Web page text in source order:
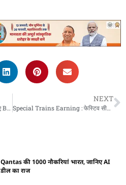
Air India ने भी शुरू की 96 घंटों के लिए Black Friday Sale, मिल रहा है फ्लाइट टिकट्स में बंपर डिस्काउंट, जानिए कैसे करें बुकिंग
NEXT
Special Trains Earning : फेस्टिव सीजन में भारतीय रेलवे का खजाना भरा, टिकट बिक्री से ₹12,159 करोड़ की कमाई
Qantas की 1000 नौकरियां भारत, जानिए AI
डील का राज